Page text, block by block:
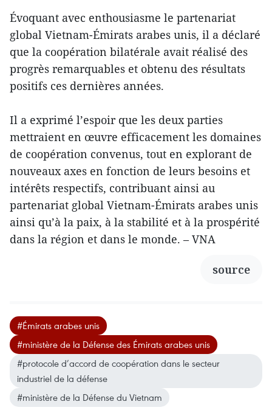
Évoquant avec enthousiasme le partenariat
global Vietnam-Émirats arabes unis, il a déclaré
que la coopération bilatérale avait réalisé des
progrès remarquables et obtenu des résultats
positifs ces dernières années.
Il a exprimé l’espoir que les deux parties
mettraient en œuvre efficacement les domaines
de coopération convenus, tout en explorant de
nouveaux axes en fonction de leurs besoins et
intérêts respectifs, contribuant ainsi au
partenariat global Vietnam-Émirats arabes unis
ainsi qu’à la paix, à la stabilité et à la prospérité
dans la région et dans le monde. – VNA
source
#Émirats arabes unis
#ministère de la Défense des Émirats arabes unis
#protocole d’accord de coopération dans le secteur
industriel de la défense
#ministère de la Défense du Vietnam